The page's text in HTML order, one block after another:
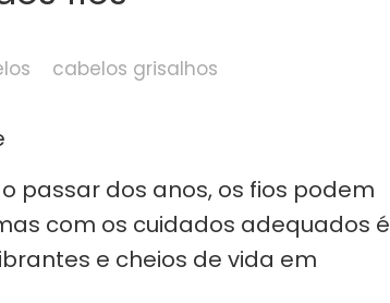
cabelos grisalhos
passar dos anos, os fios podem
com os cuidados adequados é
e cheios de vida em